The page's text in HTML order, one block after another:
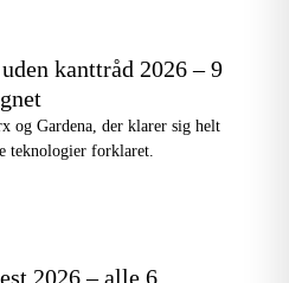
kanttråd 2026 – 9
og Gardena, der klarer sig helt
teknologier forklaret.
2026 – alle 6